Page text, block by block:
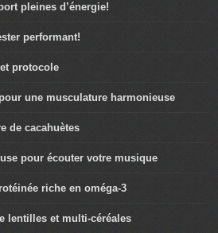
pleines d’énergie!
performant!
protocole
une musculature harmonieuse
de cacahuètes
pour écouter votre musique
riche en oméga-3
lentilles et multi-céréales